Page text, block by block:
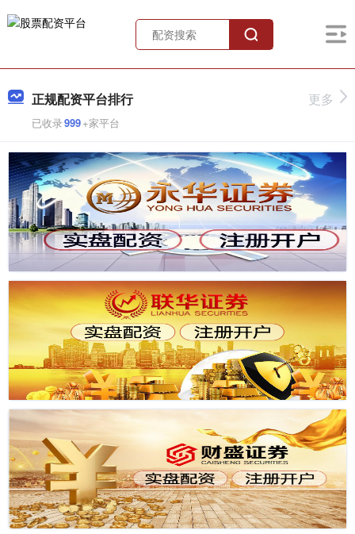
正规配资平台排行
已收录999+家平台
更多